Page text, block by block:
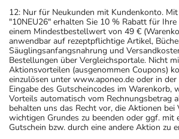
12: Nur für Neukunden mit Kundenkonto.
"10NEU26" erhalten Sie 10 % Rabatt für
einem Mindestbestellwert von 49 €
anwendbar auf rezeptpflichtige Artikel,
Säuglingsanfangsnahrung und
Bestellungen über Vergleichsportale. Nicht
Aktionsvorteilen (ausgenommen Coupons)
einzulösen unter www.aponeo.de oder in der
Eingabe des Gutscheincodes im Warenkorb,
Vorteils automatisch vom Rechnungsbetrag
behalten uns das Recht vor, die Aktionen bei
wichtigen Grundes zu beenden oder ggf. mit
Gutschein bzw. durch eine andere Aktion zu